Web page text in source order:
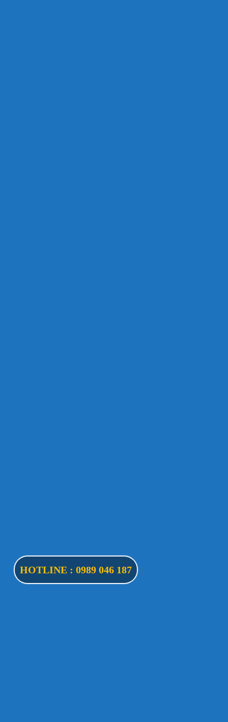
HOTLINE : 0989 046 187